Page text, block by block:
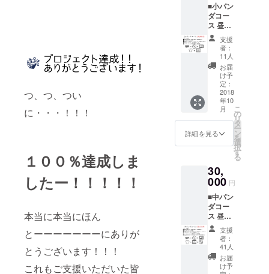
つ、つ、つい
に・・・！！！
１００％達成しま
したー！！！！！
本当に本当にほん
とーーーーーーーにありが
とうございます！！！
これもご支援いただいた皆
■小パン
ダコー
ス 昼夜
公演通
し券・
優先入
場あり
（優先
順位
５） ラ
イブ
テーマ
ソング
CD クラ
ウド
グ限定T
シャツ
エンド
ムー
ビーに
支援者
様のお
名前掲
載 solfa
メン
バーの
支援
者：
11人
お届
け予
定：
2018
年10
月
詳細を見る
こ
の
リ
タ
ー
ン
を
選
択
す
る
30,
000 円
■中パン
ダコー
ス 昼夜
公演通
し券・
優先入
場あり
（優先
支援
者：
41人
お届
け予